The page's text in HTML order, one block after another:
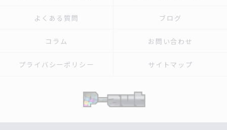
よくある質問 ブログ
コラム お問い合わせ
プライバシーポリシー サイトマップ